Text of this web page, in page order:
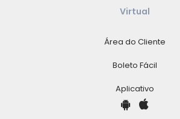
Virtual
Área do Cliente
Boleto Fácil
Aplicativo